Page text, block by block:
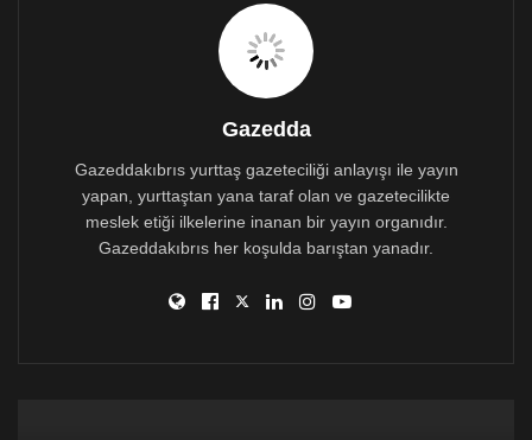
için… Umut için… Gelecek için yürüyoruz!
Biz gazeteciler, özgürce soru sorabilmek, özgürce
haber yapabilmek, özgürce düşüncelerimizi ifade
Lefkoşa Dereboyu Citroen ışıklarında buluşup 18:00’da
yürüyoruz! Mesleğimiz onurumuz, gücümüz
Gazedda
Gazeddakıbrıs yurttaş gazeteciliği anlayışı ile yayın
yapan, yurttaştan yana taraf olan ve gazetecilikte
meslek etiği ilkelerine inanan bir yayın organıdır.
Gazeddakıbrıs her koşulda barıştan yanadır.